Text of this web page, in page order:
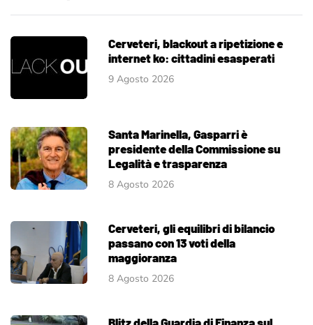
Cerveteri, blackout a ripetizione e
internet ko: cittadini esasperati
9 Agosto 2026
Santa Marinella, Gasparri è
presidente della Commissione su
Legalità e trasparenza
8 Agosto 2026
Cerveteri, gli equilibri di bilancio
passano con 13 voti della
maggioranza
8 Agosto 2026
Blitz della Guardia di Finanza sul